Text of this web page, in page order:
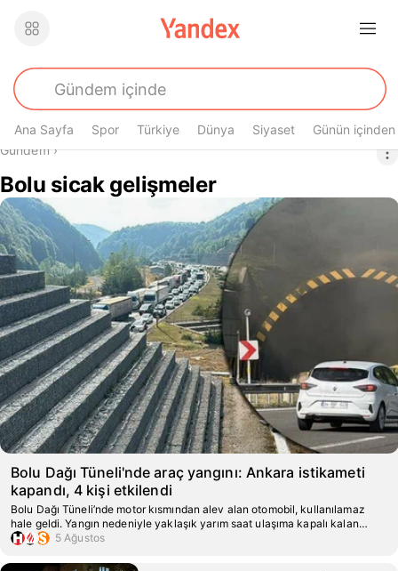
Ana Sayfa Spor Türkiye Dünya Siyaset Günün içinden
Buradasın
Gündem›
Bolu sicak gelişmeler
Bolu Dağı Tüneli'nde araç yangını: Ankara istikameti
kapandı, 4 kişi etkilendi
Bolu Dağı Tüneli’nde motor kısmından alev alan otomobil, kullanılamaz
hale geldi. Yangın nedeniyle yaklaşık yarım saat ulaşıma kapalı kalan
yolun Ankara yönünde uzun araç kuyrukları oluştu.
5 Ağustos